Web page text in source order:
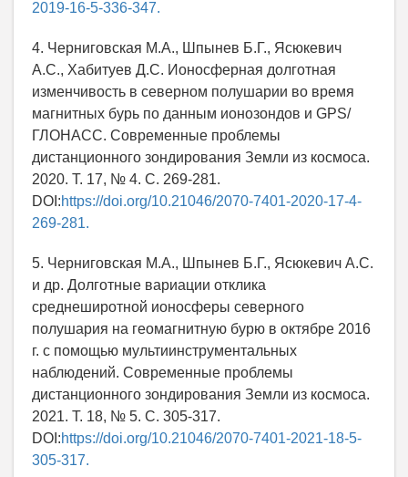
2019-16-5-336-347.
4. Черниговская М.А., Шпынев Б.Г., Ясюкевич
А.С., Хабитуев Д.С. Ионосферная долготная
изменчивость в северном полушарии во время
магнитных бурь по данным ионозондов и GPS/
ГЛОНАСС. Современные проблемы
дистанционного зондирования Земли из космоса.
2020. Т. 17, № 4. С. 269-281.
DOI:https://doi.org/10.21046/2070-7401-2020-17-4-
269-281.
5. Черниговская М.А., Шпынев Б.Г., Ясюкевич А.С.
и др. Долготные вариации отклика
среднеширотной ионосферы северного
полушария на геомагнитную бурю в октябре 2016
г. с помощью мультиинструментальных
наблюдений. Современные проблемы
дистанционного зондирования Земли из космоса.
2021. Т. 18, № 5. С. 305-317.
DOI:https://doi.org/10.21046/2070-7401-2021-18-5-
305-317.